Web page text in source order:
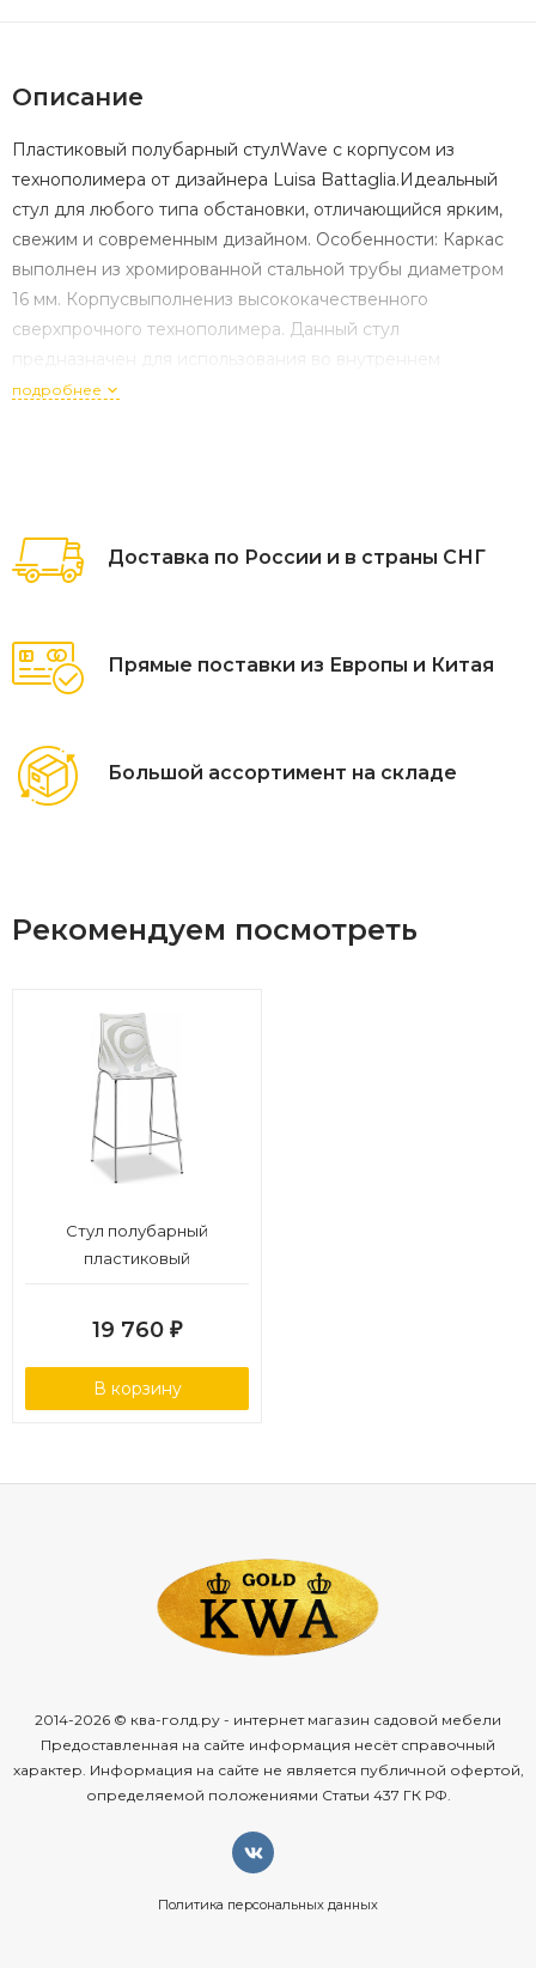
Описание
Пластиковый полубарный стулWave с корпусом из
технополимера от дизайнера Luisa Battaglia.Идеальный
стул для любого типа обстановки, отличающийся ярким,
свежим и современным дизайном. Особенности: Каркас
выполнен из хромированной стальной трубы диаметром
16 мм. Корпусвыполнениз высококачественного
сверхпрочного технополимера. Данный стул
интерьере кафе, ресторанов. Открыть технические
ацетоносодержащие (а также им подобные) средства.
подробнее
Доставка по России и в страны СНГ
Прямые поставки из Европы и Китая
Большой ассортимент на складе
Рекомендуем посмотреть
Стул полубарный
пластиковый
19 760 ₽
В корзину
2014-2026 © ква-голд.ру - интернет магазин садовой мебели
Предоставленная на сайте информация несёт справочный
характер. Информация на сайте не является публичной офертой,
определяемой положениями Статьи 437 ГК РФ.
Политика персональных данных